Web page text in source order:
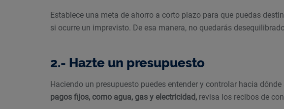
Establece una meta de ahorro a corto plazo para que puedas
si ocurre un imprevisto. De esa manera, no quedarás
2.- Hazte un presupuesto
Haciendo un presupuesto puedes entender y controlar hacia dónde
pagos fijos, como agua, gas y electricidad, revisa los recibos de